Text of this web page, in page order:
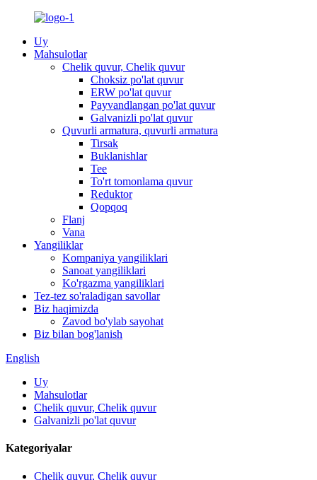
Uy
Mahsulotlar
Chelik quvur, Chelik quvur
Choksiz po'lat quvur
ERW po'lat quvur
Payvandlangan po'lat quvur
Galvanizli po'lat quvur
Quvurli armatura, quvurli armatura
Tirsak
Buklanishlar
Tee
To'rt tomonlama quvur
Reduktor
Qopqoq
Flanj
Vana
Yangiliklar
Kompaniya yangiliklari
Sanoat yangiliklari
Ko'rgazma yangiliklari
Tez-tez so'raladigan savollar
Biz haqimizda
Zavod bo'ylab sayohat
Biz bilan bog'lanish
English
Uy
Mahsulotlar
Chelik quvur, Chelik quvur
Galvanizli po'lat quvur
Kategoriyalar
Chelik quvur, Chelik quvur